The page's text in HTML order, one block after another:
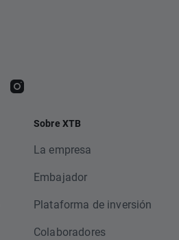
Sobre XTB
La empresa
Embajador
Plataforma de inversión
Colaboradores